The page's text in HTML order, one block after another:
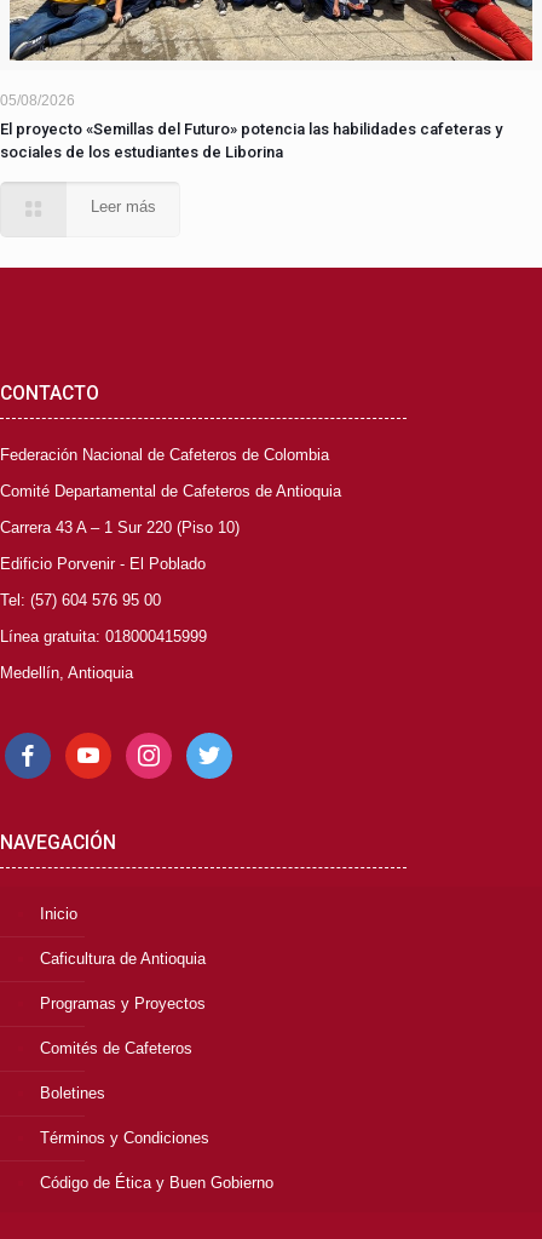
05/08/2026
El proyecto «Semillas del Futuro» potencia las habilidades cafeteras y
sociales de los estudiantes de Liborina
Leer más
CONTACTO
Federación Nacional de Cafeteros de Colombia
Comité Departamental de Cafeteros de Antioquia
Carrera 43 A – 1 Sur 220 (Piso 10)
Edificio Porvenir - El Poblado
Tel: (57) 604 576 95 00
Línea gratuita: 018000415999
Medellín, Antioquia
facebookyoutube instagramtwitter
NAVEGACIÓN
Inicio
Caficultura de Antioquia
Programas y Proyectos
Comités de Cafeteros
Boletines
Términos y Condiciones
Código de Ética y Buen Gobierno